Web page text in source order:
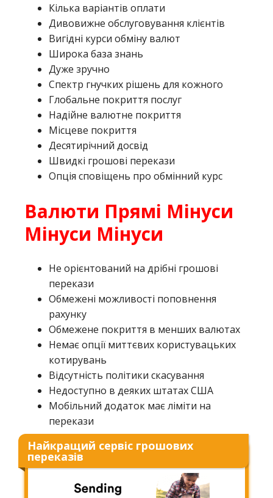
Кілька варіантів оплати
Дивовижне обслуговування клієнтів
Вигідні курси обміну валют
Широка база знань
Дуже зручно
Спектр гнучких рішень для кожного
Глобальне покриття послуг
Надійне валютне покриття
Місцеве покриття
Десятирічний досвід
Швидкі грошові перекази
Опція сповіщень про обмінний курс
Валюти Прямі Мінуси
Мінуси Мінуси
Не орієнтований на дрібні грошові
перекази
Обмежені можливості поповнення
рахунку
Обмежене покриття в менших валютах
Немає опції миттєвих користувацьких
котирувань
Відсутність політики скасування
Недоступно в деяких штатах США
Мобільний додаток має ліміти на
перекази
Найкращий сервіс грошових
переказів